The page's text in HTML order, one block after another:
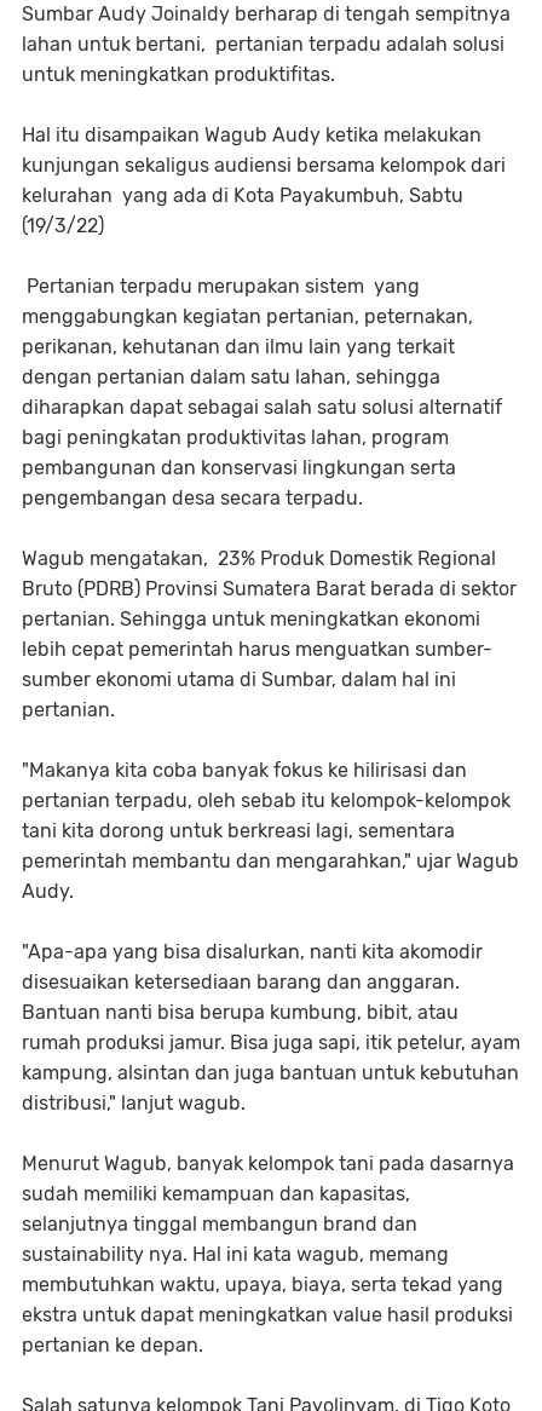
Sumbar Audy Joinaldy berharap di tengah sempitnya
lahan untuk bertani, pertanian terpadu adalah solusi
untuk meningkatkan produktifitas.
Hal itu disampaikan Wagub Audy ketika melakukan
kunjungan sekaligus audiensi bersama kelompok dari
kelurahan yang ada di Kota Payakumbuh, Sabtu
(19/3/22)
Pertanian terpadu merupakan sistem yang
menggabungkan kegiatan pertanian, peternakan,
perikanan, kehutanan dan ilmu lain yang terkait
dengan pertanian dalam satu lahan, sehingga
diharapkan dapat sebagai salah satu solusi alternatif
bagi peningkatan produktivitas lahan, program
pembangunan dan konservasi lingkungan serta
pengembangan desa secara terpadu.
Wagub mengatakan, 23% Produk Domestik Regional
Bruto (PDRB) Provinsi Sumatera Barat berada di sektor
pertanian. Sehingga untuk meningkatkan ekonomi
lebih cepat pemerintah harus menguatkan sumber-
sumber ekonomi utama di Sumbar, dalam hal ini
pertanian.
"Makanya kita coba banyak fokus ke hilirisasi dan
pertanian terpadu, oleh sebab itu kelompok-kelompok
tani kita dorong untuk berkreasi lagi, sementara
pemerintah membantu dan mengarahkan," ujar Wagub
Audy.
"Apa-apa yang bisa disalurkan, nanti kita akomodir
disesuaikan ketersediaan barang dan anggaran.
Bantuan nanti bisa berupa kumbung, bibit, atau
rumah produksi jamur. Bisa juga sapi, itik petelur, ayam
kampung, alsintan dan juga bantuan untuk kebutuhan
distribusi," lanjut wagub.
Menurut Wagub, banyak kelompok tani pada dasarnya
sudah memiliki kemampuan dan kapasitas,
selanjutnya tinggal membangun brand dan
sustainability nya. Hal ini kata wagub, memang
membutuhkan waktu, upaya, biaya, serta tekad yang
ekstra untuk dapat meningkatkan value hasil produksi
pertanian ke depan.
Salah satunya kelompok Tani Payolinyam, di Tigo Koto